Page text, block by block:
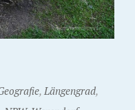
, Längengrad,